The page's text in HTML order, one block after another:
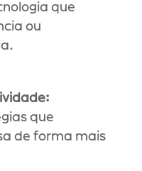
que
ou
que
de forma mais